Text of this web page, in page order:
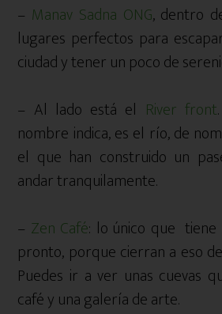
– Manav Sadna ONG, dentro
lugares perfectos para
ciudad y tener un poco de
– Al lado está el River front
nombre indica, es el río, de
el que han construido un
andar tranquilamente.
– Zen Café: lo único que
pronto, porque cierran a eso
Puedes ir a ver unas cuevas
café y una galería de arte.